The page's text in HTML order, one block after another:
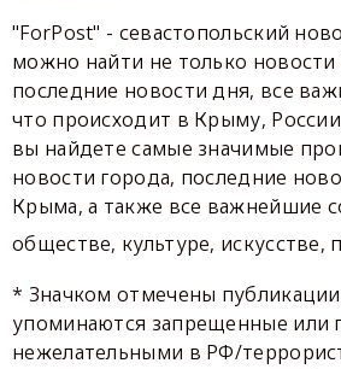
"ForPost" - севастопольский
можно найти не только новости
последние новости дня, все
что происходит в Крыму,
вы найдете самые значимые
новости города, последние
Крыма, а также все важнейшие
обществе, культуре, искусстве,
* Значком отмечены
упоминаются запрещенные или
нежелательными в РФ/